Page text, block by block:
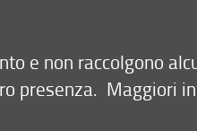
e non raccolgono
presenza. Maggiori